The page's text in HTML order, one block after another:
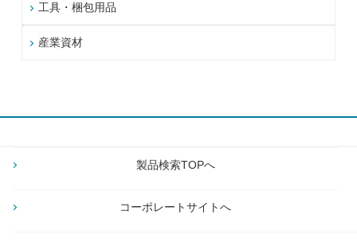
工具・梱包用品
産業資材
製品検索TOPへ
コーポレートサイトへ